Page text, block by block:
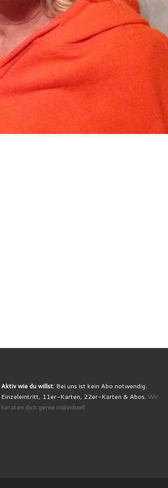
Aktiv wie du willst: Bei uns ist kein Abo notwendig.
Einzeleintritt, 11er-Karten, 22er-Karten & Abos. Wir
beraten dich gerne individuell